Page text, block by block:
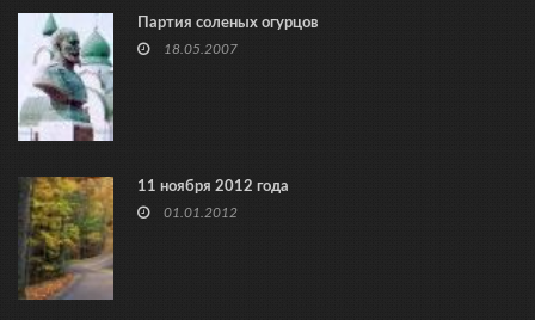
Партия соленых огурцов
18.05.2007
11 ноября 2012 года
01.01.2012